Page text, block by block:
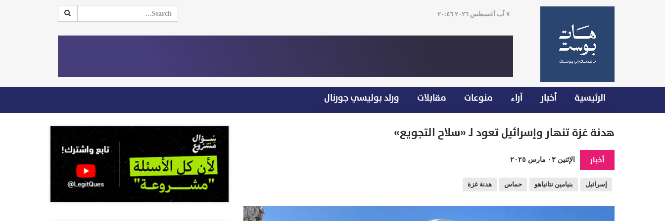
٧ آب أغسطس ٢٠٢٦ ٢٠:٤٦
الرئيسية أخبار آراء منوعات مقابلات ورلد بوليسي جورنال
هدنة غزة تنهار وإسرائيل تعود لـ «سلاح التجويع»
أخبار الإثنين ٠٣ مارس ٢٠٢٥
إسرائيل بنيامين نتانياهو حماس هدنة غزة